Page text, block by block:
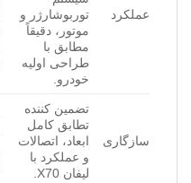
عملکرد
توربوشارژر و
موتور، دقیقاً
مطابق با
طراحی اولیه
خودرو.
سازگاری
تضمین کننده
تطابق کامل
ابعاد، اتصالات
و عملکرد با
لیفان X70.